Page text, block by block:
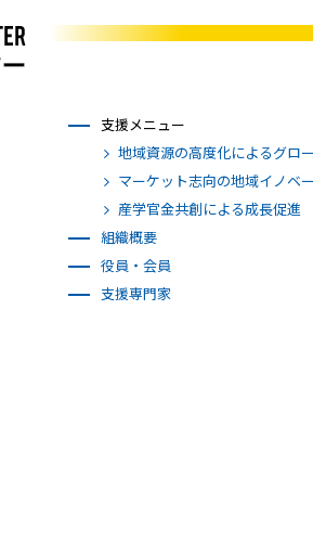
支援メニュー
地域資源の高度化によるグロ
マーケット志向の地域イノベ
産学官金共創による成長促進
組織概要
役員・会員
支援専門家